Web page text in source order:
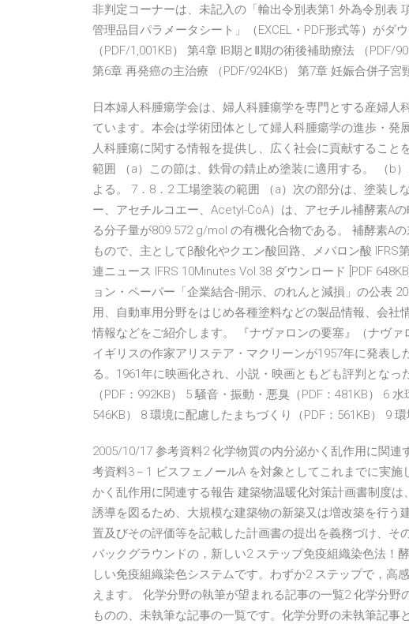
非判定コーナーは、未記入の「輸出令別表第1 外為令別表
管理品目パラメータシート」（EXCEL・PDF形式等）がダ
（PDF/1,001KB） 第4章 ⅠB期とⅡ期の術後補助療法 （PDF/
第6章 再発癌の主治療 （PDF/924KB） 第7章 妊娠合併子
日本婦人科腫瘍学会は、婦人科腫瘍学を専門とする産婦
ています。本会は学術団体として婦人科腫瘍学の進歩・
人科腫瘍に関する情報を提供し、広く社会に貢献すること
範囲 （a）この節は、鉄骨の錆止め塗装に適用する。 （b
よる。 7．8．2 工場塗装の範囲 （a）次の部分は、塗装し
ー、アセチルコエー、Acetyl-CoA）は、アセチル補酵素A
る分子量が809.572 g/mol の有機化合物である。 補酵素A
もので、主としてβ酸化やクエン酸回路、メバロン酸 IFRS
連ニュース IFRS 10Minutes Vol.38 ダウンロード [PDF
ョン・ペーパー「企業結合‐開示、のれんと減損」の公表
用、自動車用分野をはじめ各種塗料などの製品情報、会社
情報などをご紹介します。 『ナヴァロンの要塞』（ナヴァ
イギリスの作家アリステア・マクリーンが1957年に発表
る。1961年に映画化され、小説・映画ともども評判となっ
（PDF：992KB） 5 騒音・振動・悪臭（PDF：481KB） 6
546KB） 8 環境に配慮したまちづくり（PDF：561KB） 9
2005/10/17 参考資料2 化学物質の内分泌かく乱作用に関
考資料3－1 ビスフェノールA を対象としてこれまでに実
かく乱作用に関連する報告 建築物温暖化対策計画書制度
誘導を図るため、大規模な建築物の新築又は増改築を行う
置及びその評価等を記載した計画書の提出を義務づけ、
バックグラウンドの，新しい2 ステップ免疫組織染色法！
しい免疫組織染色システムです。わずか2 ステップで，高
えます。 化学分野の執筆が望まれる記事の一覧2 化学分
ものの、未執筆な記事の一覧です。化学分野の未執筆記事